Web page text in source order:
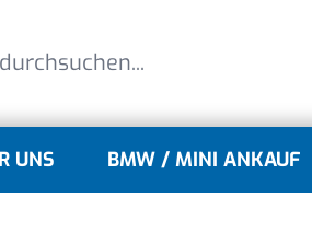
for MINI Modelle
UNS BMW / MINI ANKAUF